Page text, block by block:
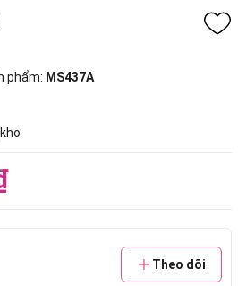
phẩm: MS437A
Theo dõi